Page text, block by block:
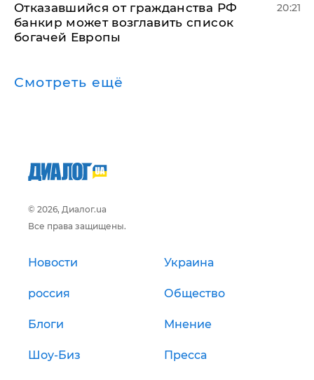
Отказавшийся от гражданства РФ
банкир может возглавить список
богачей Европы
20:21
Смотреть ещё
© 2026, Диалог.ua
Все права защищены.
Новости Украина
россия Общество
Блоги Мнение
Шоу-Биз Пресса